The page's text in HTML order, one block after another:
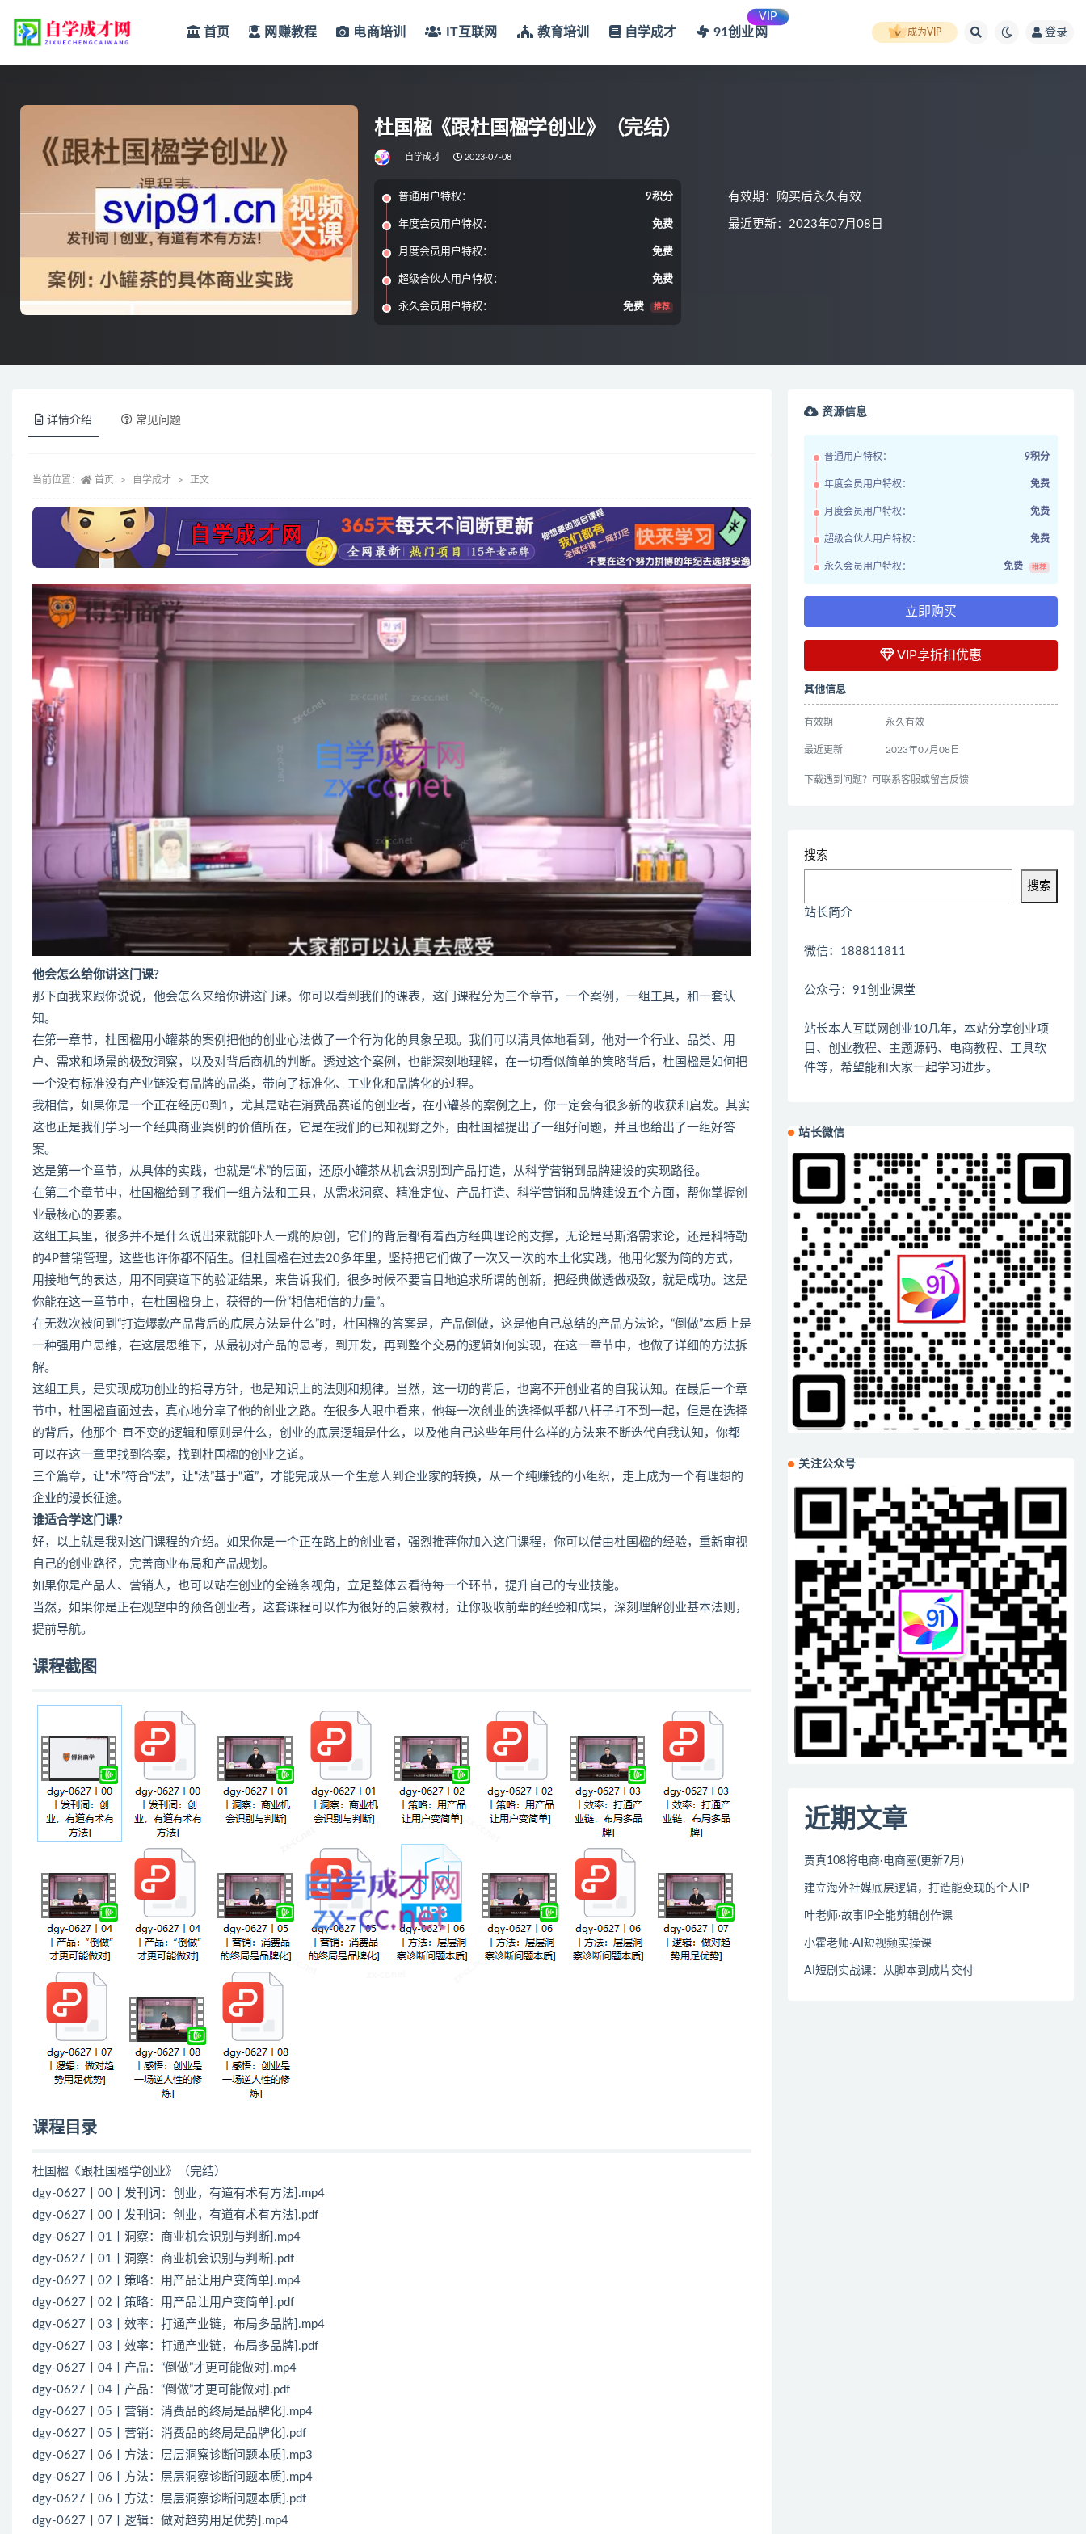
首页 网赚教程 电商培训 IT互联网 教育培训 自学成才 91创业网
VIP
成为VIP 登录
杜国楹《跟杜国楹学创业》（完结）
自学成才 2023-07-08
普通用户特权： 9积分
年度会员用户特权： 免费
月度会员用户特权： 免费
超级合伙人用户特权： 免费
永久会员用户特权： 免费 推荐
有效期：购买后永久有效
最近更新：2023年07月08日
详情介绍 常见问题
当前位置： 首页 自学成才 正文
他会怎么给你讲这门课?
那下面我来跟你说说，他会怎么来给你讲这门课。你可以看到我们的课表，这门课程分为三个章节，一个案例，一组工具，和一套认
知。
在第一章节，杜国楹用小罐茶的案例把他的创业心法做了一个行为化的具象呈现。我们可以清具体地看到，他对一个行业、品类、用
户、需求和场景的极致洞察，以及对背后商机的判断。透过这个案例，也能深刻地理解，在一切看似简单的策略背后，杜国楹是如何把
一个没有标准没有产业链没有品牌的品类，带向了标准化、工业化和品牌化的过程。
我相信，如果你是一个正在经历0到1，尤其是站在消费品赛道的创业者，在小罐茶的案例之上，你一定会有很多新的收获和启发。其实
这也正是我们学习一个经典商业案例的价值所在，它是在我们的已知视野之外，由杜国楹提出了一组好问题，并且也给出了一组好答
案。
这是第一个章节，从具体的实践，也就是“术”的层面，还原小罐茶从机会识别到产品打造，从科学营销到品牌建设的实现路径。
在第二个章节中，杜国楹给到了我们一组方法和工具，从需求洞察、精准定位、产品打造、科学营销和品牌建设五个方面，帮你掌握创
业最核心的要素。
这组工具里，很多并不是什么说出来就能吓人一跳的原创，它们的背后都有着西方经典理论的支撑，无论是马斯洛需求论，还是科特勒
的4P营销管理，这些也许你都不陌生。但杜国楹在过去20多年里，坚持把它们做了一次又一次的本土化实践，他用化繁为简的方式，
用接地气的表达，用不同赛道下的验证结果，来告诉我们，很多时候不要盲目地追求所谓的创新，把经典做透做极致，就是成功。这是
你能在这一章节中，在杜国楹身上，获得的一份“相信相信的力量”。
在无数次被问到“打造爆款产品背后的底层方法是什么”时，杜国楹的答案是，产品倒做，这是他自己总结的产品方法论，“倒做”本质上是
一种强用户思维，在这层思维下，从最初对产品的思考，到开发，再到整个交易的逻辑如何实现，在这一章节中，也做了详细的方法拆
解。
这组工具，是实现成功创业的指导方针，也是知识上的法则和规律。当然，这一切的背后，也离不开创业者的自我认知。在最后一个章
节中，杜国楹直面过去，真心地分享了他的创业之路。在很多人眼中看来，他每一次创业的选择似乎都八杆子打不到一起，但是在选择
的背后，他那个-直不变的逻辑和原则是什么，创业的底层逻辑是什么，以及他自己这些年用什么样的方法来不断迭代自我认知，你都
可以在这一章里找到答案，找到杜国楹的创业之道。
三个篇章，让“术”符合“法”，让“法”基于“道”，才能完成从一个生意人到企业家的转换，从一个纯赚钱的小组织，走上成为一个有理想的
企业的漫长征途。
谁适合学这门课?
好，以上就是我对这门课程的介绍。如果你是一个正在路上的创业者，强烈推荐你加入这门课程，你可以借由杜国楹的经验，重新审视
自己的创业路径，完善商业布局和产品规划。
如果你是产品人、营销人，也可以站在创业的全链条视角，立足整体去看待每一个环节，提升自己的专业技能。
当然，如果你是正在观望中的预备创业者，这套课程可以作为很好的启蒙教材，让你吸收前辈的经验和成果，深刻理解创业基本法则，
提前导航。
课程截图
课程目录
杜国楹《跟杜国楹学创业》（完结）
dgy-0627丨00丨发刊词：创业，有道有术有方法].mp4
dgy-0627丨00丨发刊词：创业，有道有术有方法].pdf
dgy-0627丨01丨洞察：商业机会识别与判断].mp4
dgy-0627丨01丨洞察：商业机会识别与判断].pdf
dgy-0627丨02丨策略：用产品让用户变简单].mp4
dgy-0627丨02丨策略：用产品让用户变简单].pdf
dgy-0627丨03丨效率：打通产业链，布局多品牌].mp4
dgy-0627丨03丨效率：打通产业链，布局多品牌].pdf
dgy-0627丨04丨产品：“倒做”才更可能做对].mp4
dgy-0627丨04丨产品：“倒做”才更可能做对].pdf
dgy-0627丨05丨营销：消费品的终局是品牌化].mp4
dgy-0627丨05丨营销：消费品的终局是品牌化].pdf
dgy-0627丨06丨方法：层层洞察诊断问题本质].mp3
dgy-0627丨06丨方法：层层洞察诊断问题本质].mp4
dgy-0627丨06丨方法：层层洞察诊断问题本质].pdf
dgy-0627丨07丨逻辑：做对趋势用足优势].mp4
资源信息
普通用户特权： 9积分
年度会员用户特权： 免费
月度会员用户特权： 免费
超级合伙人用户特权： 免费
永久会员用户特权： 免费 推荐
立即购买
VIP享折扣优惠
其他信息
有效期 永久有效
最近更新 2023年07月08日
下载遇到问题？可联系客服或留言反馈
搜索
搜索
站长简介
微信：188811811
公众号：91创业课堂
站长本人互联网创业10几年，本站分享创业项
目、创业教程、主题源码、电商教程、工具软
件等，希望能和大家一起学习进步。
站长微信
关注公众号
近期文章
贾真108将电商·电商圈(更新7月)
建立海外社媒底层逻辑，打造能变现的个人IP
叶老师·故事IP全能剪辑创作课
小霍老师·AI短视频实操课
AI短剧实战课：从脚本到成片交付